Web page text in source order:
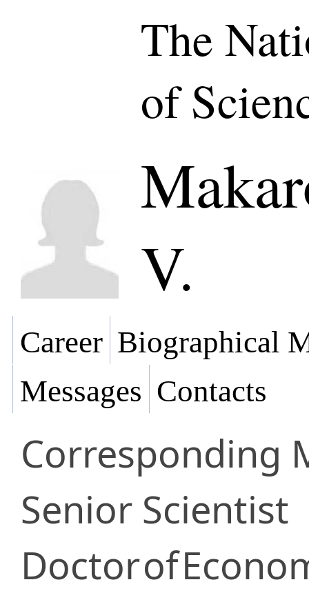
The
of
V.
Career Biographical
Messages Contacts
Corresponding
Senior Scientist
Doctorof